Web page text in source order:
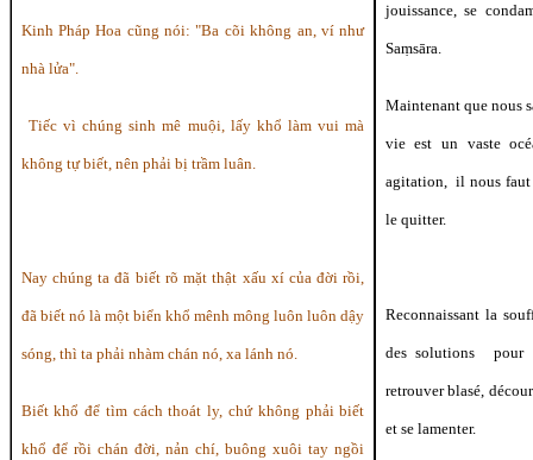
Kinh Pháp Hoa cũng nói: "Ba cõi không an, ví như
nhà lửa".
Tiếc vì chúng sinh mê muội, lấy khổ làm vui mà
không tự biết, nên phải bị trầm luân.
Nay chúng ta đã biết rõ mặt thật xấu xí của đời rồi,
đã biết nó là một biển khổ mênh mông luôn luôn dậy
sóng, thì ta phải nhàm chán nó, xa lánh nó.
Biết khổ để tìm cách thoát ly, chứ không phải biết
khổ để rồi chán đời, nản chí, buông xuôi tay ngồi
jouissance, se
Saṃsāra.
Maintenant que nous
vie est un vaste
agitation, il nous faut
le quitter.
Reconnaissant la
des solutions pour
retrouver blasé,
et se lamenter.